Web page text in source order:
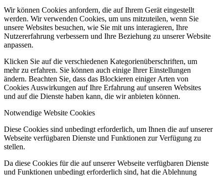
Wir können Cookies anfordern, die auf Ihrem Gerät eingestellt
werden. Wir verwenden Cookies, um uns mitzuteilen, wenn Sie
unsere Websites besuchen, wie Sie mit uns interagieren, Ihre
Nutzererfahrung verbessern und Ihre Beziehung zu unserer Website
anpassen.
Klicken Sie auf die verschiedenen Kategorienüberschriften, um
mehr zu erfahren. Sie können auch einige Ihrer Einstellungen
ändern. Beachten Sie, dass das Blockieren einiger Arten von
Cookies Auswirkungen auf Ihre Erfahrung auf unseren Websites
und auf die Dienste haben kann, die wir anbieten können.
Notwendige Website Cookies
Diese Cookies sind unbedingt erforderlich, um Ihnen die auf unserer
Webseite verfügbaren Dienste und Funktionen zur Verfügung zu
stellen.
Da diese Cookies für die auf unserer Webseite verfügbaren Dienste
und Funktionen unbedingt erforderlich sind, hat die Ablehnung